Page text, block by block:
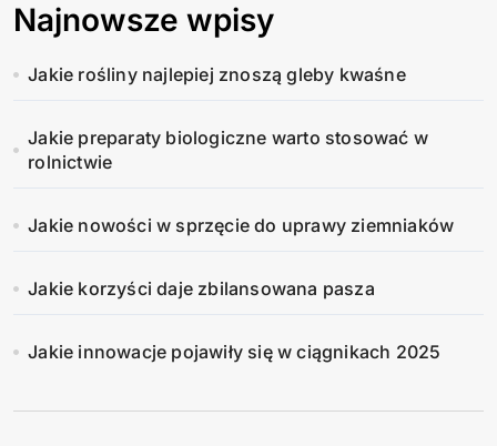
Najnowsze wpisy
Jakie rośliny najlepiej znoszą gleby kwaśne
Jakie preparaty biologiczne warto stosować w
rolnictwie
Jakie nowości w sprzęcie do uprawy ziemniaków
Jakie korzyści daje zbilansowana pasza
Jakie innowacje pojawiły się w ciągnikach 2025